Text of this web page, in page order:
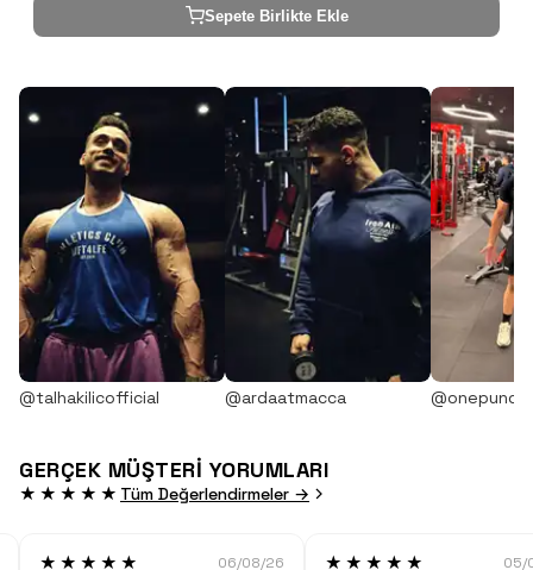
Sepete Birlikte Ekle
@talhakilicofficial @ardaatmacca
GERÇEK MÜŞTERİ YORUMLARI
★★★★★ Tüm Değerlendirmeler →
★★★★★ 06/08/26 ★★★★★ 05/